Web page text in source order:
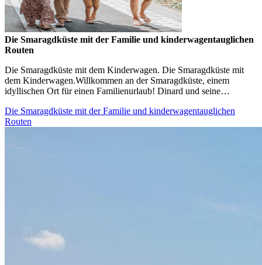
Die Smaragdküste mit der Familie und kinderwagentauglichen
Routen
Die Smaragdküste mit dem Kinderwagen. Die Smaragdküste mit
dem Kinderwagen.Willkommen an der Smaragdküste, einem
idyllischen Ort für einen Familienurlaub! Dinard und seine…
Die Smaragdküste mit der Familie und kinderwagentauglichen
Routen